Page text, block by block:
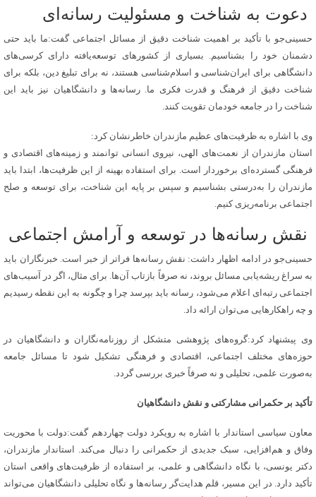
دعوت به شناخت و مسئولیت رسانه‌ای
حسینی‌جو با تأکید بر اهمیت شناخت دقیق از مسائل اجتماعی گفت:ما باید حتی
دشمنان خود را بشناسیم. بسیاری از کشورهای توسعه‌یافته دارای کرسی‌های
دانشگاهی برای ایران‌شناسی و اسلام‌شناسی هستند، نه برای تبلیغ دین، بلکه برای
شناخت دقیق از فرهنگ و قدرت فکری ما. رسانه‌ها و دانشگاهیان نیز باید این
شناخت را در جامعه خودمان تقویت کنند.
وی با اشاره به ظرفیت‌های عظیم مازندران خاطرنشان کرد:
استان مازندران از نعمت‌های الهی، نیروی انسانی توانمند و زمینه‌های اقتصادی و
فرهنگی گسترده‌ای برخوردار است. برای استفاده بهینه از این ظرفیت‌ها، ابتدا باید
مازندران را به‌درستی بشناسیم و سپس بر پایه این شناخت، برای توسعه و صلح
اجتماعی برنامه‌ریزی کنیم.
نقش رسانه‌ها در توسعه و آرامش اجتماعی
حسینی‌جو در ادامه اظهار داشت: نقش رسانه‌ها فراتر از خبر است. خبرنگاران باید
به سراغ ریشه‌یابی مسائل بروند، نه صرفاً بازتاب آن‌ها. برای مثال، اگر در آسیب‌های
اجتماعی رتبه‌ای اعلام می‌شود، رسانه باید بپرسد چرا و چگونه به این نقطه رسیدیم
و چه راهکارهایی می‌توان ارائه داد.
وی پیشنهاد کرد:گروه‌های پژوهشی متشکل از روزنامه‌نگاران و دانشگاهیان در
حوزه‌های مختلف اجتماعی، اقتصادی و فرهنگی تشکیل شود تا مسائل جامعه
به‌صورت علمی، تحلیلی و نه صرفاً خبری بررسی گردد.
تأکید بر حکمرانی مشارکتی و نقش دانشگاهیان
معاون سیاسی استاندار با اشاره به رویکرد دولت چهاردهم گفت:دولت با محوریت
وفاق و هم‌افزایی، سبک جدیدی از حکمرانی را دنبال می‌کند. استاندار مازندران،
دکتر یونسی، با نگاه دانشگاهی و علمی، بر استفاده از ظرفیت‌های واقعی استان
تأکید دارد. در این مسیر، قلم هدایت‌گر رسانه‌ها و نگاه تحلیلی دانشگاهیان می‌تواند